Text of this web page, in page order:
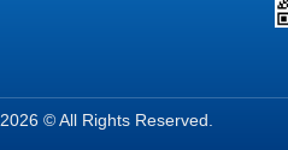
2026 © All Rights Reserved.